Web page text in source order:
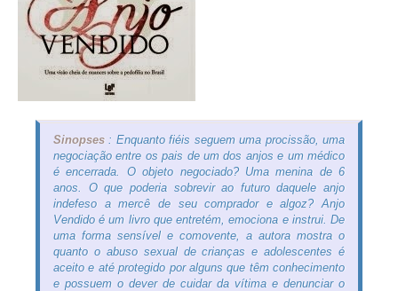
Sinopses : Enquanto fiéis seguem uma procissão, uma
negociação entre os pais de um dos anjos e um médico
é encerrada. O objeto negociado? Uma menina de 6
anos. O que poderia sobrevir ao futuro daquele anjo
indefeso a mercê de seu comprador e algoz? Anjo
Vendido é um livro que entretém, emociona e instrui. De
uma forma sensível e comovente, a autora mostra o
quanto o abuso sexual de crianças e adolescentes é
aceito e até protegido por alguns que têm conhecimento
e possuem o dever de cuidar da vítima e denunciar o